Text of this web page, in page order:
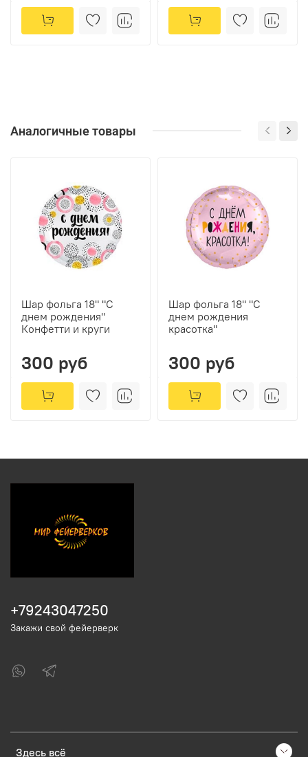
Аналогичные товары
Шар фольга 18" "С
днем рождения"
Конфетти и круги
300 руб
Шар фольга 18" "С
днем рождения
красотка"
300 руб
Здесь всё
+79243047250
Закажи свой фейерверк